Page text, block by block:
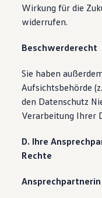
Wirkung für die
widerrufen.
Beschwerderecht
Sie haben
Aufsichtsbehörde
den Datenschutz
Verarbeitung Ihrer
D. Ihre
Rechte